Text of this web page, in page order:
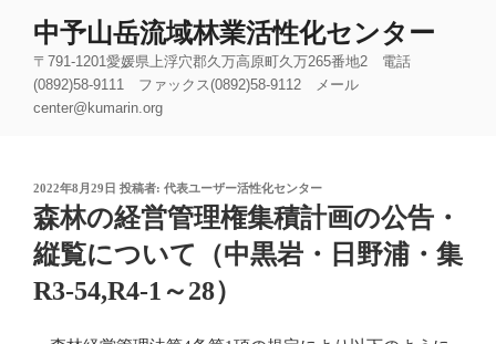
中予山岳流域林業活性化センター
〒791-1201愛媛県上浮穴郡久万高原町久万265番地2 電話
(0892)58-9111 ファックス(0892)58-9112 メール
center@kumarin.org
投
稿
日:
2022年8月29日 投稿者: 代表ユーザー活性化センター
森林の経営管理権集積計画の公告・
縦覧について（中黒岩・日野浦・集
R3-54,R4-1～28）